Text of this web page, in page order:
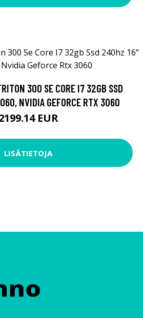
300 SE CORE I7 32GB SSD
NVIDIA GEFORCE RTX 3060
EUR
LISÄTIETOJA